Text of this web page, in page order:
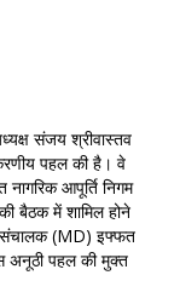
संजय श्रीवास्तव
पहल की है। वे
आपूर्ति निगम
बैठक में शामिल होने
संचालक (MD) इफ्फत
अनूठी पहल की मुक्त